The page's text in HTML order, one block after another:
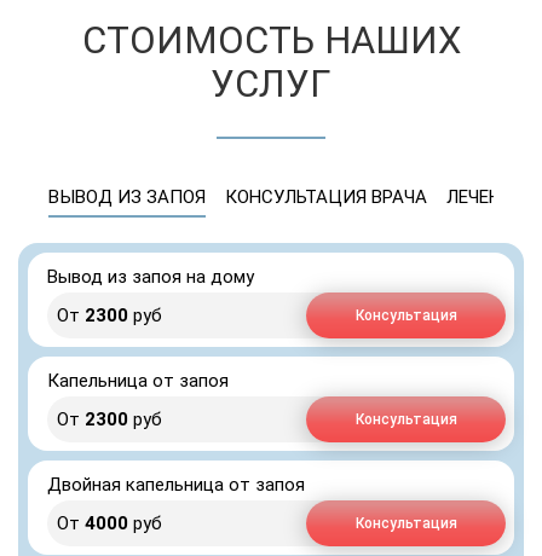
СТОИМОСТЬ НАШИХ
УСЛУГ
ВЫВОД ИЗ ЗАПОЯ КОНСУЛЬТАЦИЯ ВРАЧА ЛЕЧЕНИЕ
Вывод из запоя на дому
От 2300 руб Консультация
Капельница от запоя
От 2300 руб Консультация
Двойная капельница от запоя
От 4000 руб Консультация